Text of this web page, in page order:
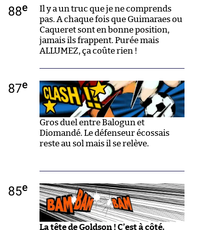
88e
Il y a un truc que je ne comprends
pas. A chaque fois que Guimaraes ou
Caqueret sont en bonne position,
jamais ils frappent. Purée mais
ALLUMEZ, ça coûte rien !
87e
Gros duel entre Balogun et
Diomandé. Le défenseur écossais
reste au sol mais il se relève.
85e
La tête de Goldson ! C’est à côté.